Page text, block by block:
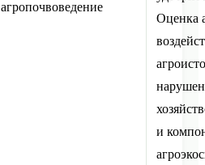
агропочвоведение
Оценка
и